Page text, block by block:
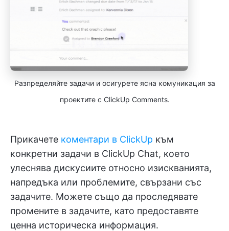
Разпределяйте задачи и осигурете ясна комуникация за
проектите с ClickUp Comments.
Прикачете коментари в ClickUp към
конкретни задачи в ClickUp Chat, което
улеснява дискусиите относно изискванията,
напредъка или проблемите, свързани със
задачите. Можете също да проследявате
промените в задачите, като предоставяте
ценна историческа информация.